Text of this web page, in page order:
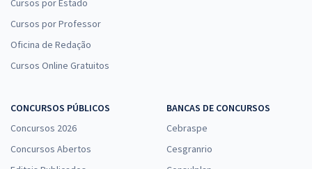
Cursos por Estado
Cursos por Professor
Oficina de Redação
Cursos Online Gratuitos
CONCURSOS PÚBLICOS
Concursos 2026
Concursos Abertos
BANCAS DE CONCURSOS
Cebraspe
Cesgranrio